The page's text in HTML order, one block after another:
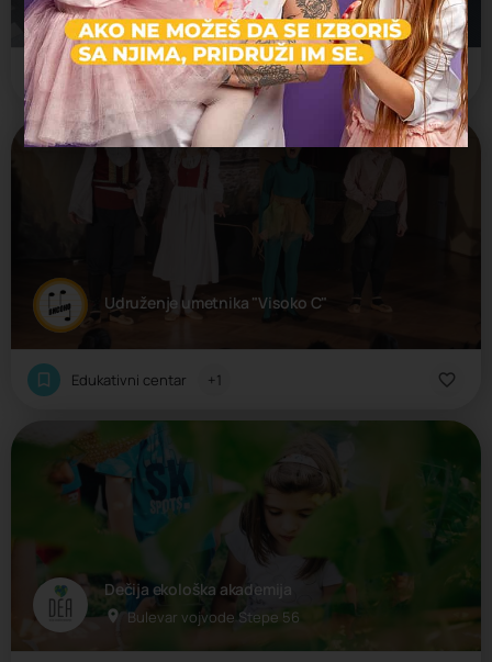
Đorđa Rajkovića 6b
Edukativni centar +1
Udruženje umetnika "Visoko C"
Edukativni centar +1
Dečija ekološka akademija
Bulevar vojvode Stepe 56